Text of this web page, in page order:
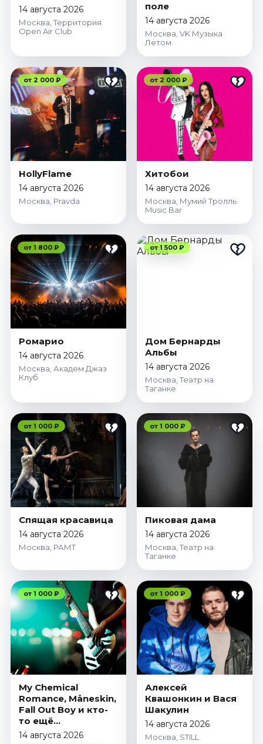
Октябрь 2026
Спорт
Октябрь 2026
События
Август 2026
Сентябрь 2026
Октябрь 2026
Ноябрь 2026
Декабрь 2026
Январь 2027
Площадки
14 августа 2026
Москва, Территория
Open Air Club
поле
14 августа 2026
Москва, VK Музыка
Летом
от 2 000 ₽
HollyFlame
14 августа 2026
Москва, Pravda
от 2 000 ₽
Хитобои
14 августа 2026
Москва, Мумий Тролль
Music Bar
от 1 800 ₽
Ромарио
14 августа 2026
Москва, Академ Джаз
Клуб
от 1 500 ₽
Дом Бернарды
Альбы
14 августа 2026
Москва, Театр на
Таганке
от 1 000 ₽
Спящая красавица
14 августа 2026
Москва, РАМТ
от 1 000 ₽
Пиковая дама
14 августа 2026
Москва, Театр на
Таганке
от 1 000 ₽
My Chemical
Romance, Måneskin,
Fall Out Boy и кто-
то ещё…
14 августа 2026
от 1 000 ₽
Алексей
Квашонкин и Вася
Шакулин
14 августа 2026
Москва, STILL